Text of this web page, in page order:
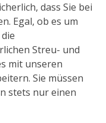
dass Sie bei
Egal, ob es um
Streu- und
mit unseren
Sie müssen
stets nur einen